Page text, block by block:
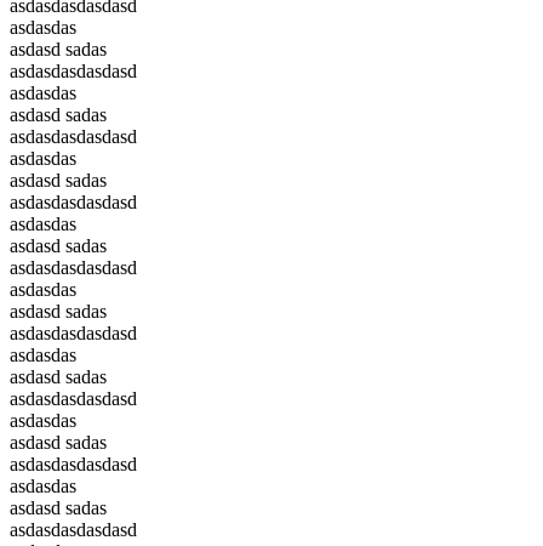
asdasdasdasdasd
asdasdas
asdasd sadas
asdasdasdasdasd
asdasdas
asdasd sadas
asdasdasdasdasd
asdasdas
asdasd sadas
asdasdasdasdasd
asdasdas
asdasd sadas
asdasdasdasdasd
asdasdas
asdasd sadas
asdasdasdasdasd
asdasdas
asdasd sadas
asdasdasdasdasd
asdasdas
asdasd sadas
asdasdasdasdasd
asdasdas
asdasd sadas
asdasdasdasdasd